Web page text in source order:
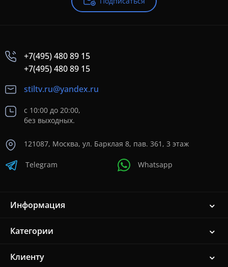
+7(495) 480 89 15
+7(495) 480 89 15
stiltv.ru@yandex.ru
с 10:00 до 20:00,
без выходных.
121087, Москва, ул. Барклая 8, пав. 361, 3 этаж
Telegram Whatsapp
Информация
Категории
Клиенту